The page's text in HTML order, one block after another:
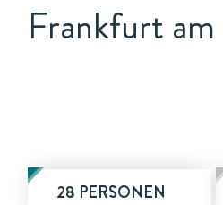
Frankfurt
28 PERSONEN